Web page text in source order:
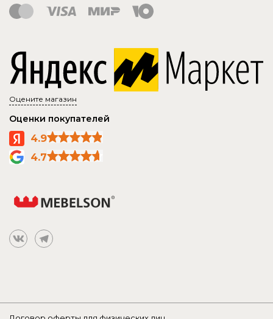
Оцените магазин
Оценки покупателей
4.9
4.7